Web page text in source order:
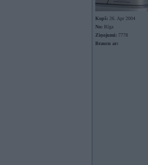
Kopš: 26. Apr 2004
No: Rīga
Ziņojumi: 7778
Braucu ar: